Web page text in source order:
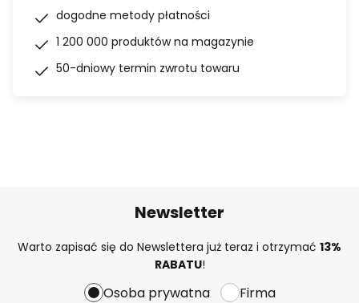
dogodne metody płatności
1 200 000 produktów na magazynie
50-dniowy termin zwrotu towaru
Newsletter
Warto zapisać się do Newslettera już teraz i otrzymać 13%
RABATU!
Osoba prywatna Firma